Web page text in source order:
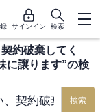
サインイン 検索
約破棄してく
に譲ります”の検
検索